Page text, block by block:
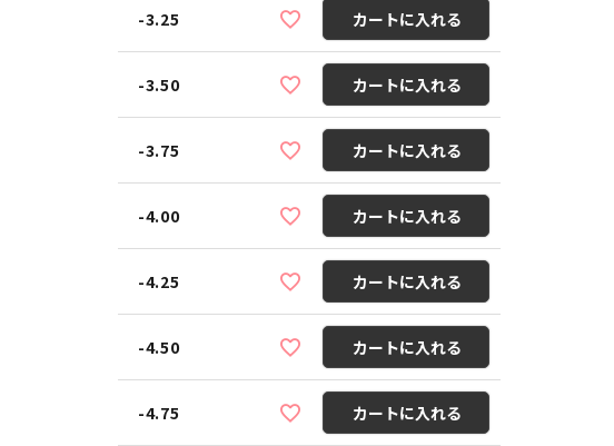
-3.25 カートに入れる
-3.50 カートに入れる
-3.75 カートに入れる
-4.00 カートに入れる
-4.25 カートに入れる
-4.50 カートに入れる
-4.75 カートに入れる